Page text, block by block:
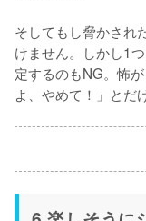
そしてもし脅かされ
けません。しかし1
定するのもNG。怖
よ、やめて！」とだ